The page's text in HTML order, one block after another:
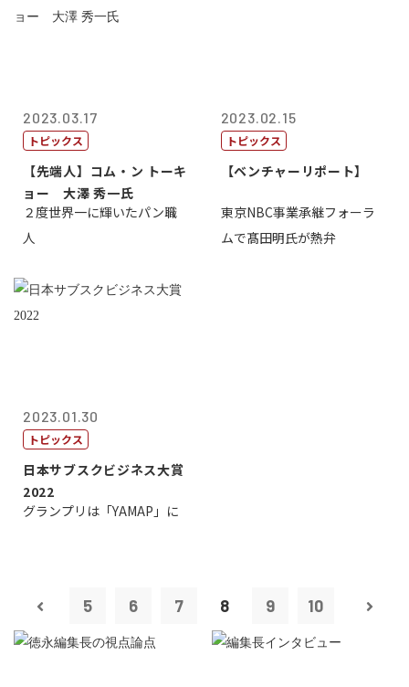
2023.03.17
トピックス
【先端人】コム・ン トーキ
ョー 大澤 秀一氏
２度世界一に輝いたパン職
人
2023.02.15
トピックス
【ベンチャーリポート】
東京NBC事業承継フォーラ
ムで髙田明氏が熱弁
2023.01.30
トピックス
日本サブスクビジネス大賞
2022
グランプリは「YAMAP」に
5 6 7 8 9 10